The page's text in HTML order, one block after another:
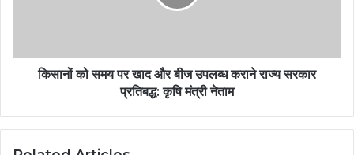
किसानों को समय पर खाद और बीज उपलब्ध कराने राज्य सरकार
प्रतिबद्ध: कृषि मंत्री नेताम